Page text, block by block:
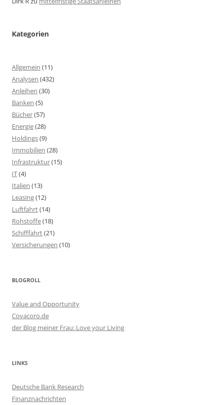
Kategorien
Allgemein (11)
Analysen (432)
Anleihen (30)
Banken (5)
Bücher(57)
Energie(28)
Holdings(9)
Immobilien (28)
Infrastruktur(15)
IT(4)
Italien (13)
Leasing(12)
Luftfahrt(14)
Rohstoffe(18)
Schifffahrt(21)
Versicherungen (10)
BLOGROLL
Value and Opportunity
Covacoro.de
der Blog meiner Frau: Love your Living
LINKS
Deutsche Bank Research
Finanznachrichten